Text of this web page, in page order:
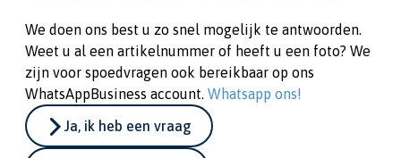
We doen ons best u zo snel mogelijk te antwoorden.
Weet u al een artikelnummer of heeft u een foto? We
zijn voor spoedvragen ook bereikbaar op ons
WhatsAppBusiness account. Whatsapp ons!
Ja, ik heb een vraag